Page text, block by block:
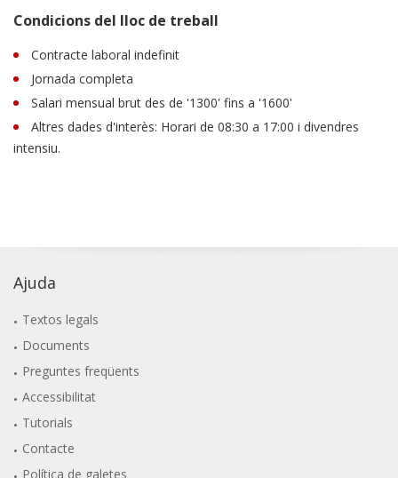
Condicions del lloc de treball
Contracte laboral indefinit
Jornada completa
Salari mensual brut des de '1300' fins a '1600'
Altres dades d'interès: Horari de 08:30 a 17:00 i divendres
intensiu.
Ajuda
Textos legals
Documents
Preguntes freqüents
Accessibilitat
Tutorials
Contacte
Política de galetes